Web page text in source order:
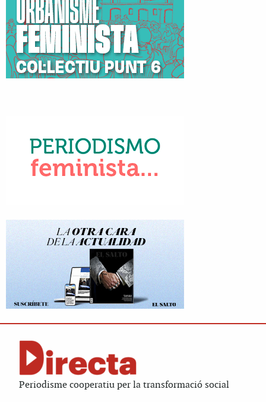
Periodisme cooperatiu per la transformació social